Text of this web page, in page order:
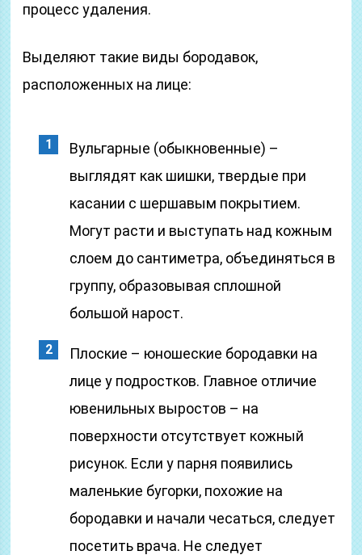
процесс удаления.
Выделяют такие виды бородавок,
расположенных на лице:
Вульгарные (обыкновенные) –
выглядят как шишки, твердые при
касании с шершавым покрытием.
Могут расти и выступать над кожным
слоем до сантиметра, объединяться в
группу, образовывая сплошной
большой нарост.
Плоские – юношеские бородавки на
лице у подростков. Главное отличие
ювенильных выростов – на
поверхности отсутствует кожный
рисунок. Если у парня появились
маленькие бугорки, похожие на
бородавки и начали чесаться, следует
посетить врача. Не следует